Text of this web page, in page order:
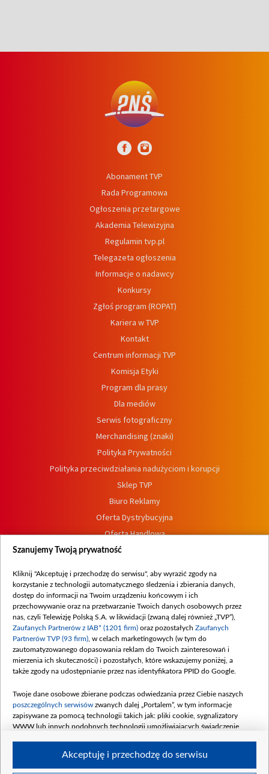
Abonament TVP
Rada Programowa
Ogłoszenia przetargowe
Akademia Telewizyjna
Regulamin tvp.pl
Telegazeta ogłoszenia
Informacje o nadawcy
Konkursy
Zgłoś program (ROPAT)
Kariera w TVP
Kontakt
Centrum informacji TVP
Komisja Etyki
Program dla prasy
Dla mediów
Serwis fotograficzny
Merchandising (znaki)
Polityka Prywatności
Polityka przeciwdziałania nadużyciom i korupcji
Sklep TVP
Biuro Reklamy
Oferta Dystrybucyjna
Oferta Handlowa
Dostępność
Procedura zgłoszeń wewnętrznych
Szanujemy Twoją prywatność
Kliknij "Akceptuję i przechodzę do serwisu", aby wyrazić zgody na
korzystanie z technologii automatycznego śledzenia i zbierania danych,
dostęp do informacji na Twoim urządzeniu końcowym i ich
przechowywanie oraz na przetwarzanie Twoich danych osobowych przez
nas, czyli Telewizję Polską S.A. w likwidacji (zwaną dalej również „TVP”),
Zaufanych Partnerów z IAB* (1201 firm) oraz pozostałych Zaufanych
Partnerów TVP (93 firm) , w celach marketingowych (w tym do
zautomatyzowanego dopasowania reklam do Twoich zainteresowań i
mierzenia ich skuteczności) i pozostałych, które wskazujemy poniżej, a
także zgody na udostępnianie przez nas identyfikatora PPID do Google.
Twoje dane osobowe zbierane podczas odwiedzania przez Ciebie naszych
poszczególnych serwisów zwanych dalej „Portalem”, w tym informacje
zapisywane za pomocą technologii takich jak: pliki cookie, sygnalizatory
WWW lub innych podobnych technologii umożliwiających świadczenie
Akceptuję i przechodzę do serwisu